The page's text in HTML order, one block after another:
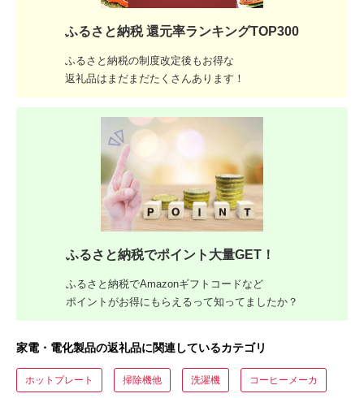
ふるさと納税 還元率ランキングTOP300
ふるさと納税の制度改定後もお得な
返礼品はまだまだたくさんあります！
ふるさと納税でポイント大量GET！
ふるさと納税でAmazonギフトコードなど
ポイントがお得にもらえるって知ってましたか？
家電・電化製品の返礼品に関連しているカテゴリ
ホットプレート 掃除機他 洗濯機 コーヒーメーカ